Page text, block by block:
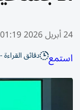
24 أبريل 2026 01:19 صباحًا
استمع دقائق القراءة - 2